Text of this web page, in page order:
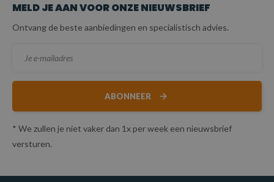
MELD JE AAN VOOR ONZE NIEUWSBRIEF
Ontvang de beste aanbiedingen en specialistisch advies.
ABONNEER
* We zullen je niet vaker dan 1x per week een nieuwsbrief
versturen.